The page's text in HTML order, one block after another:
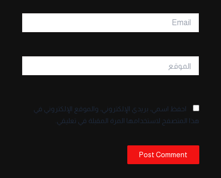
احفظ اسمي، بريدي الإلكتروني، والموقع الإلكتروني في
هذا المتصفح لاستخدامها المرة المقبلة في تعليقي.